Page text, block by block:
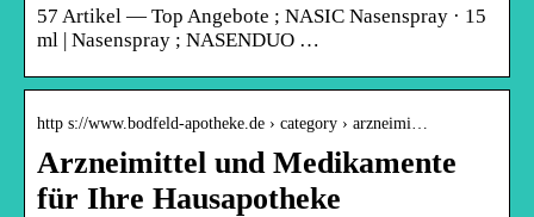
57 Artikel — Top Angebote ; NASIC Nasenspray · 15
ml | Nasenspray ; NASENDUO …
http s://www.bodfeld-apotheke.de › category › arzneimi…
Arzneimittel und Medikamente
für Ihre Hausapotheke